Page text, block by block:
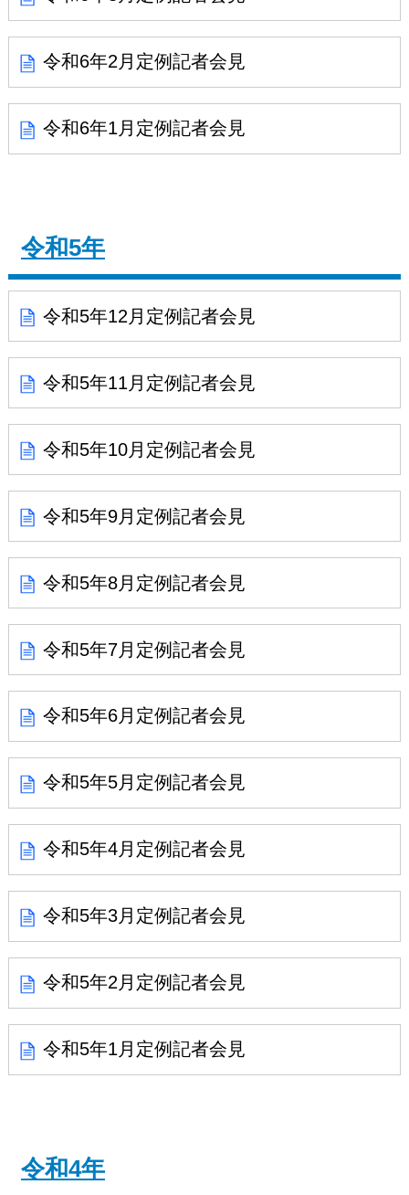
令和6年2月定例記者会見
令和6年1月定例記者会見
令和5年
令和5年12月定例記者会見
令和5年11月定例記者会見
令和5年10月定例記者会見
令和5年9月定例記者会見
令和5年8月定例記者会見
令和5年7月定例記者会見
令和5年6月定例記者会見
令和5年5月定例記者会見
令和5年4月定例記者会見
令和5年3月定例記者会見
令和5年2月定例記者会見
令和5年1月定例記者会見
令和4年